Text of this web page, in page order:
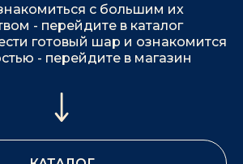
с большим их
- перейдите в каталог
готовый шар и ознакомится
- перейдите в магазин